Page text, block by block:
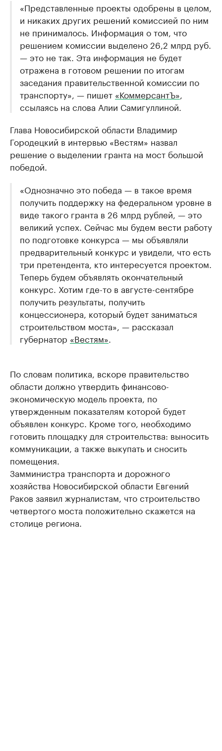
«Представленные проекты одобрены в целом,
и никаких других решений комиссией по ним
не принималось. Информация о том, что
решением комиссии выделено 26,2 млрд руб.
— это не так. Эта информация не будет
отражена в готовом решении по итогам
заседания правительственной комиссии по
транспорту», — пишет «КоммерсантЪ»,
ссылаясь на слова Алии Самигуллиной.
Глава Новосибирской области Владимир
Городецкий в интервью «Вестям» назвал
решение о выделении гранта на мост большой
победой.
«Однозначно это победа — в такое время
получить поддержку на федеральном уровне в
виде такого гранта в 26 млрд рублей, — это
великий успех. Сейчас мы будем вести работу
по подготовке конкурса — мы объявляли
предварительный конкурс и увидели, что есть
три претендента, кто интересуется проектом.
Теперь будем объявлять окончательный
конкурс. Хотим где-то в августе-сентябре
получить результаты, получить
концессионера, который будет заниматься
строительством моста», — рассказал
губернатор «Вестям».
По словам политика, вскоре правительство
области должно утвердить финансово-
экономическую модель проекта, по
утвержденным показателям которой будет
объявлен конкурс. Кроме того, необходимо
готовить площадку для строительства: выносить
коммуникации, а также выкупать и сносить
помещения.
Замминистра транспорта и дорожного
хозяйства Новосибирской области Евгений
Раков заявил журналистам, что строительство
четвертого моста положительно скажется на
столице региона.